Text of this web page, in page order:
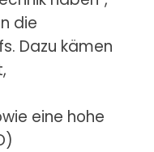
die
Dazu kämen
eine hohe